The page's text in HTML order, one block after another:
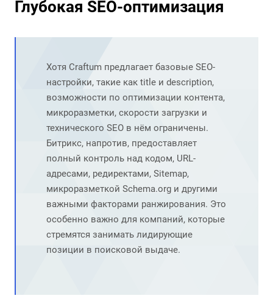
Глубокая SEO-оптимизация
Хотя Craftum предлагает базовые SEO-
настройки, такие как title и description,
возможности по оптимизации контента,
микроразметки, скорости загрузки и
технического SEO в нём ограничены.
Битрикс, напротив, предоставляет
полный контроль над кодом, URL-
адресами, редиректами, Sitemap,
микроразметкой Schema.org и другими
важными факторами ранжирования. Это
особенно важно для компаний, которые
стремятся занимать лидирующие
позиции в поисковой выдаче.